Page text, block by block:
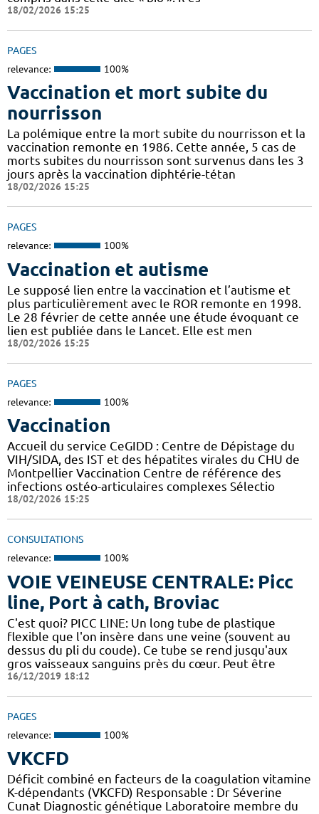
18/02/2026 15:25
PAGES
relevance: 100%
Vaccination et mort subite du
nourrisson
La polémique entre la mort subite du nourrisson et la
vaccination remonte en 1986. Cette année, 5 cas de
morts subites du nourrisson sont survenus dans les 3
jours après la vaccination diphtérie-tétan
18/02/2026 15:25
PAGES
relevance: 100%
Vaccination et autisme
Le supposé lien entre la vaccination et l’autisme et
plus particulièrement avec le ROR remonte en 1998.
Le 28 février de cette année une étude évoquant ce
lien est publiée dans le Lancet. Elle est men
18/02/2026 15:25
PAGES
relevance: 100%
Vaccination
Accueil du service CeGIDD : Centre de Dépistage du
VIH/SIDA, des IST et des hépatites virales du CHU de
Montpellier Vaccination Centre de référence des
infections ostéo-articulaires complexes Sélectio
18/02/2026 15:25
CONSULTATIONS
relevance: 100%
VOIE VEINEUSE CENTRALE: Picc
line, Port à cath, Broviac
C'est quoi? PICC LINE: Un long tube de plastique
flexible que l'on insère dans une veine (souvent au
dessus du pli du coude). Ce tube se rend jusqu'aux
gros vaisseaux sanguins près du cœur. Peut être
16/12/2019 18:12
PAGES
relevance: 100%
VKCFD
Déficit combiné en facteurs de la coagulation vitamine
K-dépendants (VKCFD) Responsable : Dr Séverine
Cunat Diagnostic génétique Laboratoire membre du